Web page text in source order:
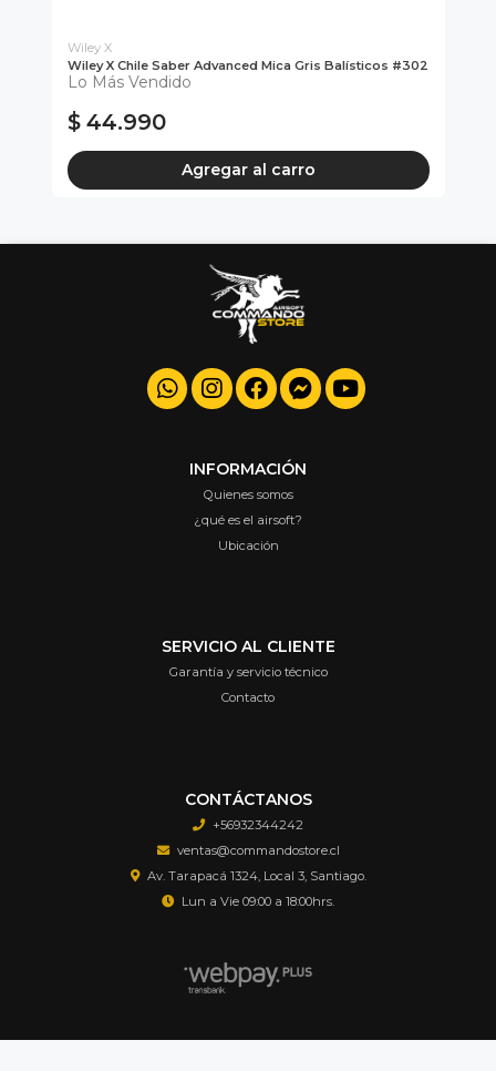
Wiley X
Wiley X Chile Saber Advanced Mica Gris Balísticos #302
Lo Más Vendido
$ 44.990
Agregar al carro
INFORMACIÓN
Quienes somos
¿qué es el airsoft?
Ubicación
SERVICIO AL CLIENTE
Garantía y servicio técnico
Contacto
CONTÁCTANOS
+56932344242
ventas@commandostore.cl
Av. Tarapacá 1324, Local 3, Santiago.
Lun a Vie 09:00 a 18:00hrs.